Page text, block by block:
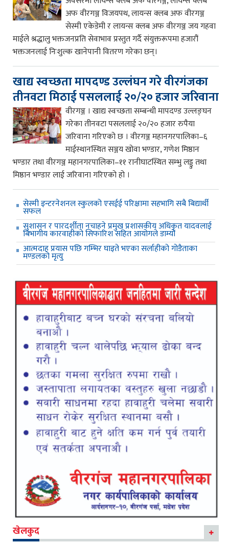
अफ वीरगञ्ज विजयपथ, लायन्स क्लब अफ वीरगञ्ज
सेस्मी एकेडेमी र लायन्स क्लब अफ वीरगञ्ज जय गहवा
माईले श्रद्धालु भक्तजनप्रति सेवाभाव प्रस्तुत गर्दै संयुक्तरूपमा हजारौं
भक्तजनलाई निःशुल्क खानेपानी वितरण गरेका छन्।
खाद्य स्वच्छता मापदण्ड उल्लंघन गरे वीरगंजका
तीनवटा मिठाई पसललाई २०/२० हजार जरिवाना
वीरगञ्ज । खाद्य स्वच्छता सम्बन्धी मापदण्ड उल्लङ्घन
गरेका तीनवटा पसललाई २०/२० हजार रुपैया
जरिवाना गरिएको छ । वीरगञ्ज महानगरपालिका–६
माईस्थानस्थित सञ्जय खोवा भण्डार, गणेश मिष्ठान
भण्डार तथा वीरगञ्ज महानगरपालिका–११ रानीघाटस्थित सम्भु लड्डु तथा
मिष्ठान भण्डार लाई जरिवाना गरिएको हो ।
सेस्मी इन्टरनेशनल स्कुलको एसईई परिक्षामा सहभागि सबै बिद्यार्थी
सफल
सुशासन र पारदर्शीता नचाहने प्रमुख प्रशासकीय अधिकृत यादवलाई
बिभागीय कारवाहीको सिफारिश सहित आयोगले डाम्यो
आत्मदाह प्रयास पछि गम्भिर घाइते भएका सर्लाहीको गोडैताका
मण्डलको मृत्यु
खेलकुद